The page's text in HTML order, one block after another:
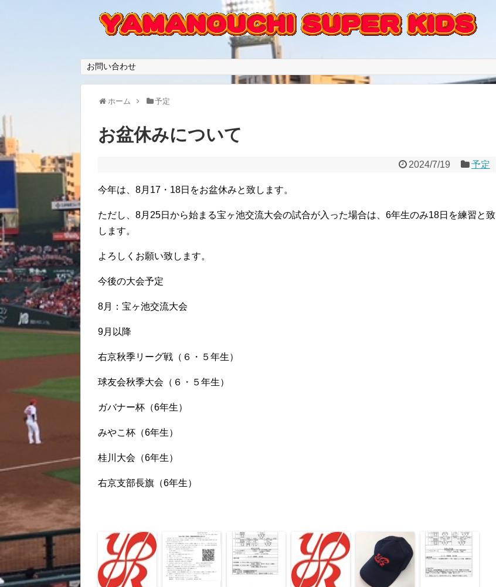
お問い合わせ
ホーム 予定
お盆休みについて
2024/7/19 予定
今年は、8月17・18日をお盆休みと致します。
ただし、8月25日から始まる宝ヶ池交流大会の試合が入った場合は、6年生のみ18日を練習と致
します。
よろしくお願い致します。
今後の大会予定
8月：宝ヶ池交流大会
9月以降
右京秋季リーグ戦（６・５年生）
球友会秋季大会（６・５年生）
ガバナー杯（6年生）
みやこ杯（6年生）
桂川大会（6年生）
右京支部長旗（6年生）